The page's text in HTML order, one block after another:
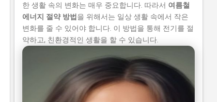
한 생활 속의 변화는 매우 중요합니다. 따라서 여름철
에너지 절약 방법 을 위해서는 일상 생활 속에서 작은
변화를 줄 수 있어야 합니다. 이 방법을 통해 전기를 절
약하고, 친환경적인 생활을 할 수 있습니다.